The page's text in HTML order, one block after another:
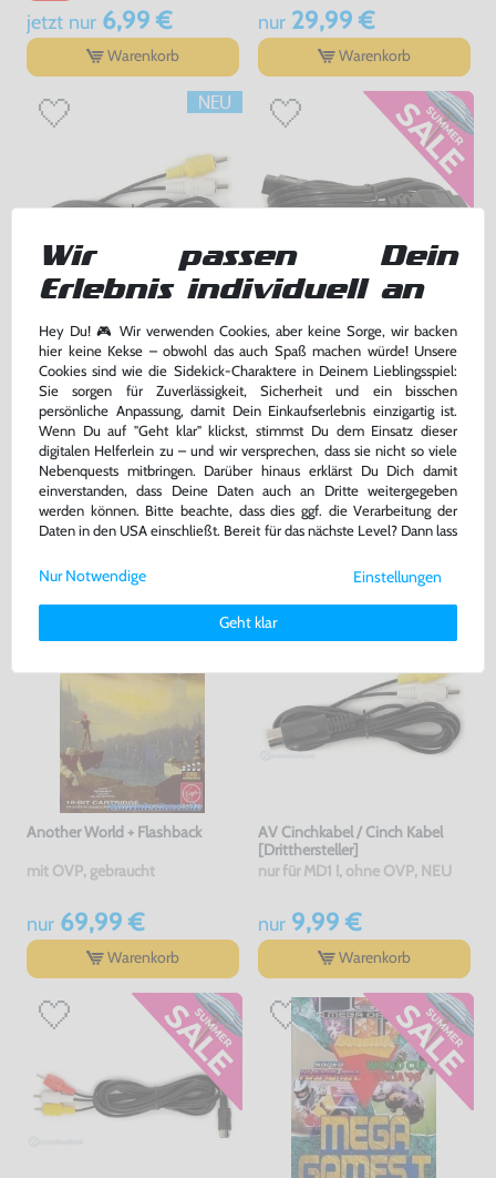
jetzt nur6,99 €
Warenkorb
nur29,99 €
Warenkorb
AV Cinchkabel / Cinch Kabel
[Dritthersteller]
nur für MD1 !, ohne OVP, NEU
nur9,99 €
Warenkorb
Controller Verlängerung /
Verlängerungskabel / Extension
Cord [Dritthersteller]
ohne OVP, NEU
-20% bisher 9,99 €
jetzt nur7,99 €
Warenkorb
DAS HABEN ANDERE DAZU
Another World + Flashback
mit OVP, gebraucht
nur69,99 €
Warenkorb
AV Cinchkabel / Cinch Kabel
[Dritthersteller]
nur für MD1 !, ohne OVP, NEU
nur9,99 €
Warenkorb
Wir passen Dein
Erlebnis individuell an
Hey Du! 🎮 Wir verwenden Cookies, aber keine Sorge, wir backen
hier keine Kekse – obwohl das auch Spaß machen würde! Unsere
Cookies sind wie die Sidekick-Charaktere in Deinem Lieblingsspiel:
Sie sorgen für Zuverlässigkeit, Sicherheit und ein bisschen
persönliche Anpassung, damit Dein Einkaufserlebnis einzigartig ist.
Wenn Du auf "Geht klar" klickst, stimmst Du dem Einsatz dieser
digitalen Helferlein zu – und wir versprechen, dass sie nicht so viele
Nebenquests mitbringen. Darüber hinaus erklärst Du Dich damit
einverstanden, dass Deine Daten auch an Dritte weitergegeben
werden können. Bitte beachte, dass dies ggf. die Verarbeitung der
Daten in den USA einschließt. Bereit für das nächste Level? Dann lass
Weitere Informationen zu den von uns verwendeten Cookies und
Deinen Rechten als Nutzer findest Du in unsererDaten­schutz­
Impressum.
Einstellungen
Geht klar
Nur Notwendige